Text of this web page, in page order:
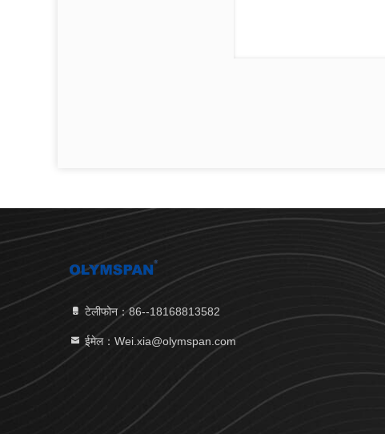
टेलीफोन：86--18168813582
ईमेल：Wei.xia@olymspan.com